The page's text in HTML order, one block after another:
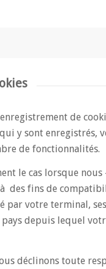
de
y sont enregistrés,
de fonctionnalités.
le cas lorsque
des fins de
par votre terminal,
pays depuis lequel
déclinons toute